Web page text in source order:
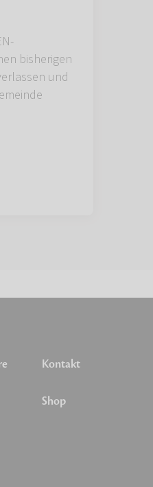
bisherigen
und
Kontakt
Shop